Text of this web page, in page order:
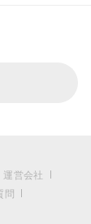
運営会社
問